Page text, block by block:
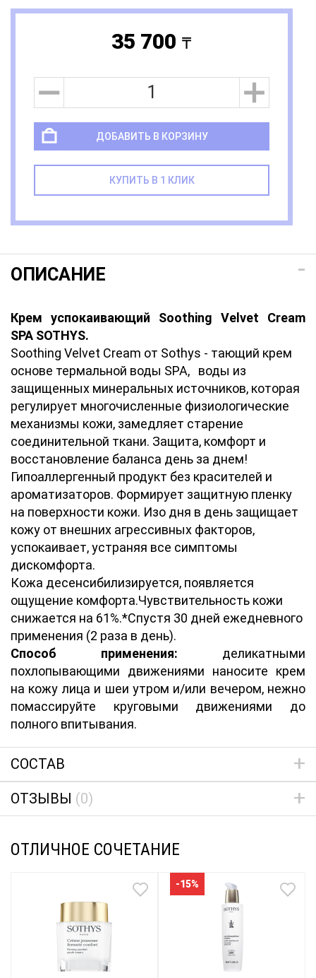
35 700 a
ДОБАВИТЬ В КОРЗИНУ
КУПИТЬ В 1 КЛИК
ОПИСАНИЕ
Крем успокаивающий Soothing Velvet Cream
SPA SOTHYS.
Soothing Velvet Cream от Sothys - тающий крем
основе термальной воды SPA, воды из
защищенных минеральных источников, которая
регулирует многочисленные физиологические
механизмы кожи, замедляет старение
соединительной ткани. Защита, комфорт и
восстановление баланса день за днем!
Гипоаллергенный продукт без красителей и
ароматизаторов. Формирует защитную пленку
на поверхности кожи. Изо дня в день защищает
кожу от внешних агрессивных факторов,
успокаивает, устраняя все симптомы
дискомфорта.
Кожа десенсибилизируется, появляется
ощущение комфорта.Чувствительность кожи
снижается на 61%.*Спустя 30 дней ежедневного
применения (2 раза в день).
Способ применения: деликатными
похлопывающими движениями наносите крем
на кожу лица и шеи утром и/или вечером, нежно
помассируйте круговыми движениями до
полного впитывания.
СОСТАВ
ОТЗЫВЫ (0)
ОТЛИЧНОЕ СОЧЕТАНИЕ
-15%